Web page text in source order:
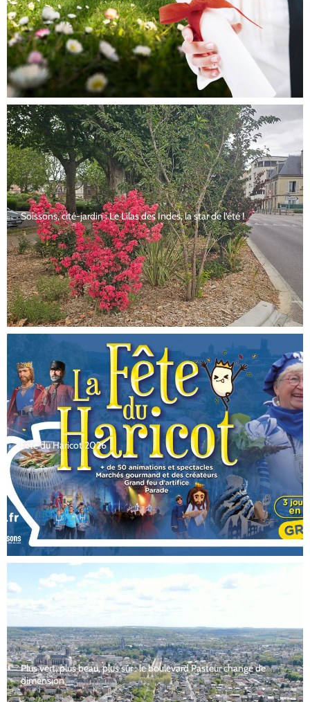
Soissons, cité-jardin : Le Lilas des Indes, la star de l’été !
Fête du Haricot 2026
Plus vert, plus beau, plus sûr : le boulevard Pasteur change de
dimension